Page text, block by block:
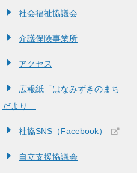
社会福祉協議会
介護保険事業所
アクセス
広報紙「はなみずきのまち
だより」
社協SNS（Facebook）
自立支援協議会